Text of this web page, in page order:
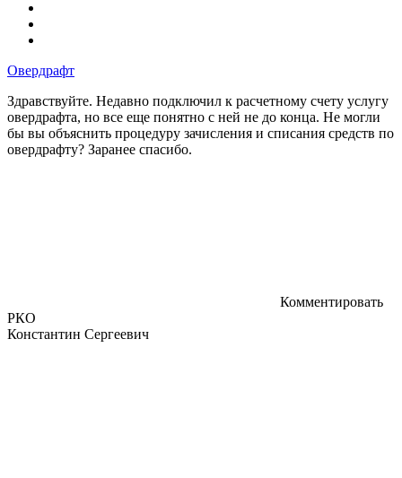
Овердрафт
Здравствуйте. Недавно подключил к расчетному счету услугу
овердрафта, но все еще понятно с ней не до конца. Не могли
бы вы объяснить процедуру зачисления и списания средств по
овердрафту? Заранее спасибо.
Комментировать
РКО
Константин Сергеевич